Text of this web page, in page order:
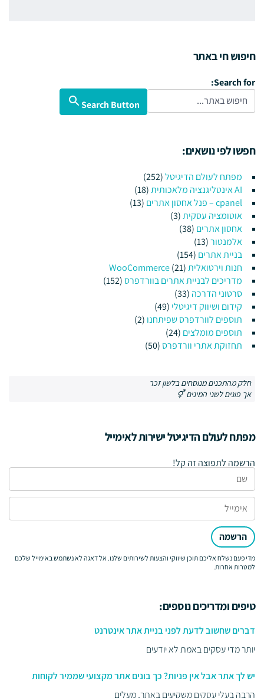
חיפוש חי באתר
Search for:
Search Button
חפשו לפי נושאים:
מפתח לעולם הדיגיטל(252)
(18)
cpanel – פנל אחסון אתרים
(13)
אוטומציה עסקית(3)
אחסון אתרים(38)
אלמנטור(13)
בניית אתרים(154)
חנות וירטואלית WooCommerce(21)
מדריכים לבניית אתרים בוורדפרס(152)
סרטוני הדרכה(33)
קידום ושיווק דיגיטלי(49)
תוספים לוורדפרס שפיתחנו(2)
תוספים מומלצים(24)
תחזוקת אתרי וורדפרס(50)
חלק מהתכנים מנוסחים בלשון זכר
אך פונים לשני המינים ⚥
מפתח לעולם הדיגיטל ישירות לאימייל
הרשמה לתפוצה זה קל!
הרשמה
מדי פעם נשלח אליכם תוכן שיווקי והצעות לשירותים שלנו. אל דאגה לא נשתמש באימייל שלכם
למטרות אחרות.
טיפים ומדריכים נוספים:
דברים שחשוב לדעת לפני בניית אתר אינטרנט
יותר מדי עסקים באמת לא יודעים
יש לך אתר אבל אין פניות? כך בונים אתר מקצועי שממיר לקוחות
הרבה בעלי עסקים משקיעים באתר, מעלים